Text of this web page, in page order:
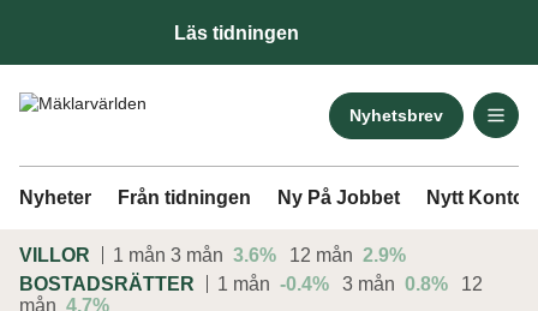
Läs tidningen
Nyhetsbrev
Nyheter Från tidningen Ny På Jobbet Nytt Kontor
VILLOR 1 mån 3 mån 3.6% 12 mån 2.9%
BOSTADSRÄTTER
1 mån -0.4% 3 mån 0.8%
12
mån 4.7%